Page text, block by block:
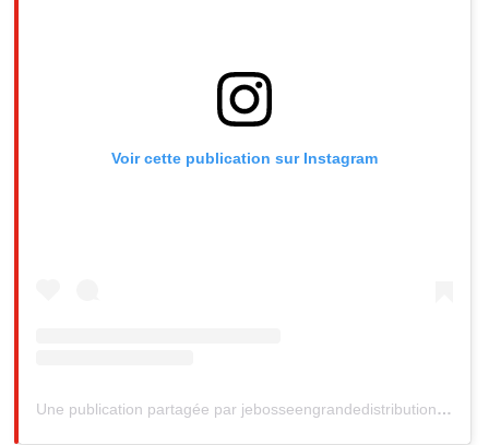
Voir cette publication sur Instagram
Une publication partagée par jebosseengrandedistribution (@jebosseengrandedistribution)